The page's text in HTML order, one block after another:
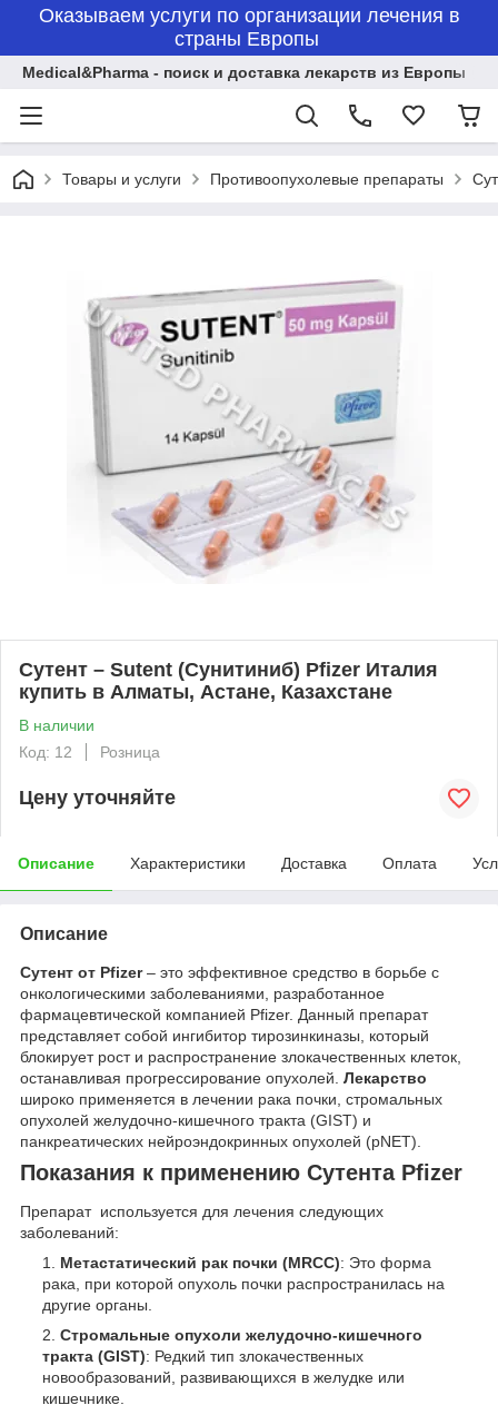
Оказываем услуги по организации лечения в
страны Европы
Medical&Pharma - поиск и доставка лекарств из Европы
Товары и услуги Противоопухолевые препараты
Сутент – Sutent (Сунитиниб) Pfizer Италия
купить в Алматы, Астане, Казахстане
В наличии
Код: 12
Розница
Цену уточняйте
Описание Характеристики Доставка Оплата
Описание
Сутент от Pfizer– это эффективное средство в борьбе с
онкологическими заболеваниями, разработанное
фармацевтической компанией Pfizer. Данный препарат
представляет собой ингибитор тирозинкиназы, который
блокирует рост и распространение злокачественных клеток,
останавливая прогрессирование опухолей. Лекарство
широко применяется в лечении рака почки, стромальных
опухолей желудочно-кишечного тракта (GIST) и
панкреатических нейроэндокринных опухолей (pNET).
Показания к применению Сутента Pfizer
Препарат используется для лечения следующих
заболеваний:
Метастатический рак почки (MRCC): Это форма
рака, при которой опухоль почки распространилась на
другие органы.
Стромальные опухоли желудочно-кишечного
тракта (GIST): Редкий тип злокачественных
новообразований, развивающихся в желудке или
кишечнике.